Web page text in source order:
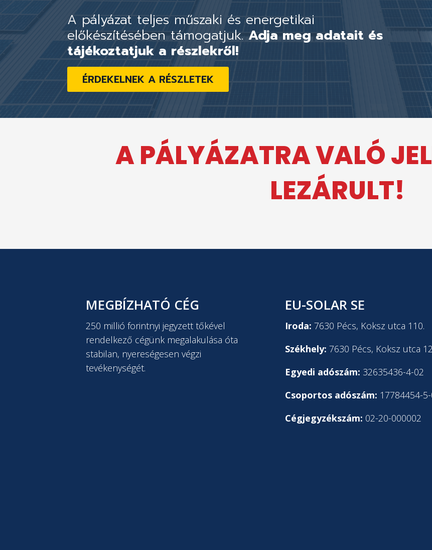
A pályázat teljes műszaki és energetikai
előkészítésében támogatjuk.Adja meg adatait és
tájékoztatjuk a részlekről!
ÉRDEKELNEK A RÉSZLETEK
A PÁLYÁZATRA VALÓ
LEZÁRULT!
MEGBÍZHATÓ CÉG
250 millió forintnyi jegyzett tőkével
rendelkező cégünk megalakulása óta
stabilan, nyereségesen végzi
tevékenységét.
EU-SOLAR SE
Iroda: 7630 Pécs, Koksz utca 110.
Székhely: 7630 Pécs, Koksz utca
Egyedi adószám: 32635436-4-02
Csoportos adószám: 17784454-
Cégjegyzékszám: 02-20-000002